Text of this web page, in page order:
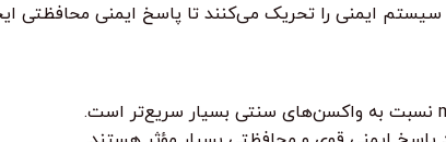
ایمنی را تحریک می‌کنند تا پاسخ ایمنی محافظتی